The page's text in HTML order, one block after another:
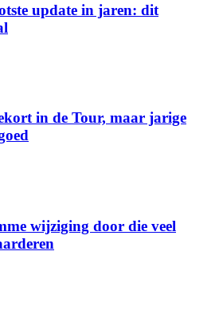
update in jaren: dit
in de Tour, maar jarige
wijziging door die veel